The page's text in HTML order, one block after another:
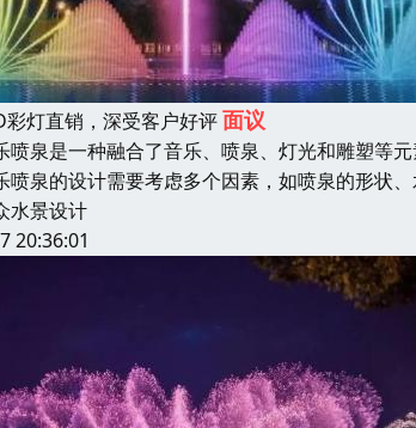
彩灯直销，深受客户好评面议
喷泉是一种融合了音乐、喷泉、灯光和雕塑等
喷泉的设计需要考虑多个因素，如喷泉的形状
水景设计
20:36:01